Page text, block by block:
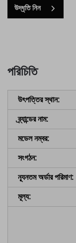
উদ্ধৃতি নিন
পরিচিতি
উৎপত্তির স্থান:
ব্র্যান্ডের নাম:
মডেল নম্বর:
সংগঠন:
ন্যূনতম অর্ডার পরিমাণ:
মূল্য: